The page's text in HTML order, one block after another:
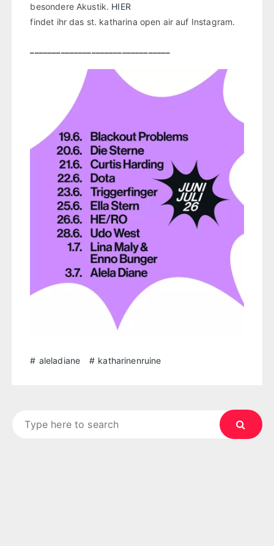
besondere Akustik. HIER
findet ihr das st. katharina open air auf Instagram.
aleladiane katharinenruine